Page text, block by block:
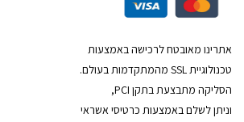
אתרינו מאובטח לרכישה באמצעות
טכנולוגיית SSL מהמתקדמות בעולם.
הסליקה מתבצעת בתקן PCI,
וניתן לשלם באמצעות כרטיסי אשראי